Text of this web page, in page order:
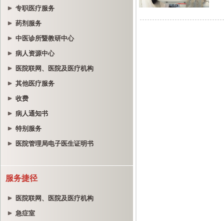
专职医疗服务
药剂服务
中医诊所暨教研中心
病人资源中心
医院联网、医院及医疗机构
其他医疗服务
收费
病人通知书
特别服务
医院管理局电子医生证明书
服务捷径
医院联网、医院及医疗机构
急症室